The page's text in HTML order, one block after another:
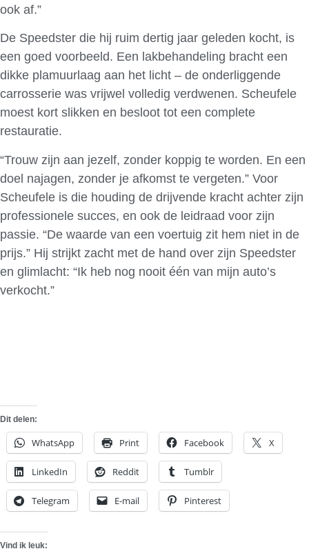
ook af.”
De Speedster die hij ruim dertig jaar geleden kocht, is
een goed voorbeeld. Een lakbehandeling bracht een
dikke plamuurlaag aan het licht – de onderliggende
carrosserie was vrijwel volledig verdwenen. Scheufele
moest kort slikken en besloot tot een complete
restauratie.
“Trouw zijn aan jezelf, zonder koppig te worden. En een
doel najagen, zonder je afkomst te vergeten.” Voor
Scheufele is die houding de drijvende kracht achter zijn
professionele succes, en ook de leidraad voor zijn
passie. “De waarde van een voertuig zit hem niet in de
prijs.” Hij strijkt zacht met de hand over zijn Speedster
en glimlacht: “Ik heb nog nooit één van mijn auto’s
verkocht.”
Dit delen:
WhatsApp Print Facebook X
LinkedIn Reddit Tumblr
Telegram E-mail Pinterest
Vind ik leuk: